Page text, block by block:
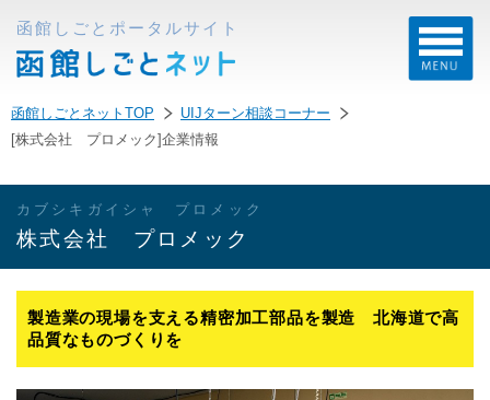
函館しごとポータルサイト
函館しごとネットTOP
UIJターン相談コーナー
[株式会社 プロメック]企業情報
カブシキガイシャ プロメック
株式会社 プロメック
製造業の現場を支える精密加工部品を製造 北海道で高
品質なものづくりを